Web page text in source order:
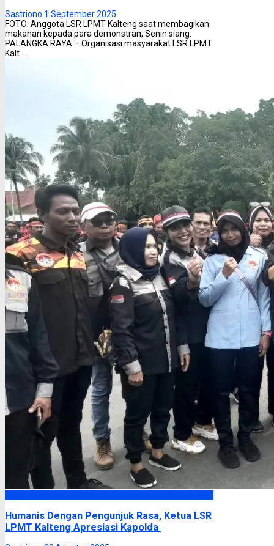
Sastriono 1 September 2025
FOTO: Anggota LSR LPMT Kalteng saat membagikan
makanan kepada para demonstran, Senin siang.
PALANGKA RAYA – Organisasi masyarakat LSR LPMT
Kalt ...
Humanis Dengan Pengunjuk Rasa, Ketua LSR
LPMT Kalteng Apresiasi Kapolda